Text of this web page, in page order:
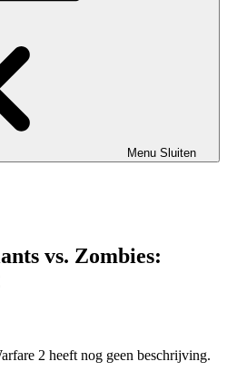
Menu Sluiten
vs. Zombies:
2 heeft nog geen beschrijving.